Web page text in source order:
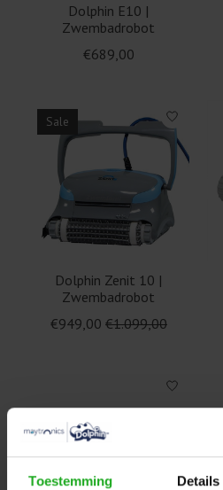
Toestemming Details
Dolphin E10 |
Zwembadrobot
€689,00
Sale
Dolphin Zenit 10 |
Zwembadrobot
€949,00 €1.099,00